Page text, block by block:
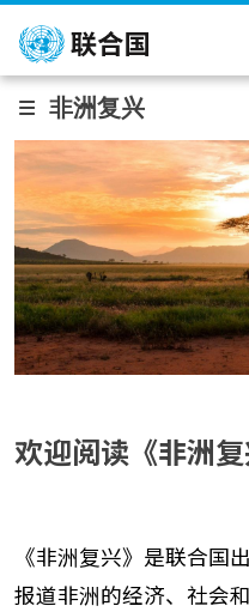
跳转到主要内容
非洲复兴
欢迎阅读《非洲
《非洲复兴》是联合国
报道非洲的经济、社会